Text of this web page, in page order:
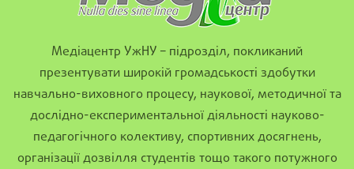
Медіацентр УжНУ – підрозділ, покликаний
презентувати широкій громадськості здобутки
навчально-виховного процесу, наукової, методичної та
дослідно-експериментальної діяльності науково-
педагогічного колективу, спортивних досягнень,
організації дозвілля студентів тощо такого потужного